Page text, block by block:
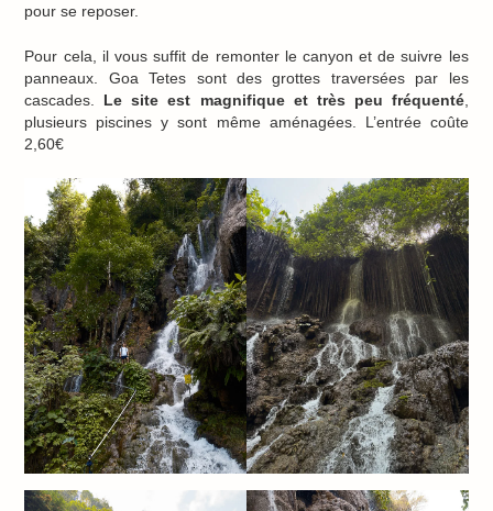
pour se reposer.
Pour cela, il vous suffit de remonter le canyon et de suivre les
panneaux. Goa Tetes sont des grottes traversées par les
cascades. Le site est magnifique et très peu fréquenté,
plusieurs piscines y sont même aménagées. L’entrée coûte
2,60€